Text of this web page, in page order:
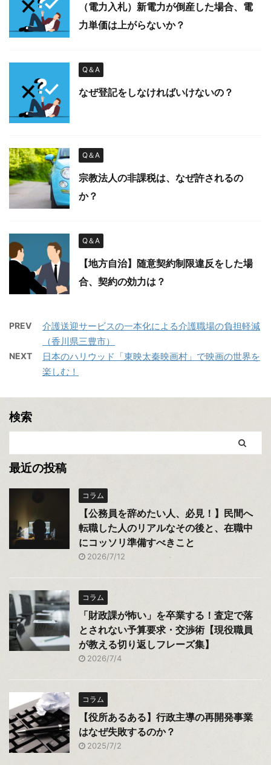
（電力入札）新電力が倒産した場合、電
力単価は上がらないか？
Q＆A
なぜ登記をしなければいけないの？
Q＆A
宗教法人の非課税は、なぜ許されるの
か？
Q＆A
【地方自治】随意契約制限違反をした場
合、契約の効力は？
PREV
介護送迎サービスの一本化による介護職場の負担軽減
（香川県三豊市）
NEXT
日本のハリウッド「東映太秦映画村」で映画の世界を
楽しむ！
検索
最近の投稿
コラム
【公務員を辞めたい人、必見！】民間へ
転職した人のリアルなその後と、在職中
にコッソリ準備すべきこと
2026/7/12
コラム
「財政課が怖い」を卒業する！査定で落
とされない予算要求・交渉術【現役職員
が教える切り返しフレーズ集】
2026/7/4
コラム
【役所あるある】行政主導の再開発事業
はなぜ失敗するのか？
2025/7/2